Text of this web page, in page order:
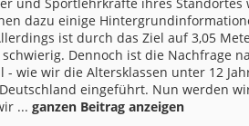
dazu einige
ist durch das Ziel auf 3,05
Dennoch ist die Nachfrage
- wie wir die Altersklassen unter 12
eingeführt. Nun werden
... ganzen Beitrag anzeigen